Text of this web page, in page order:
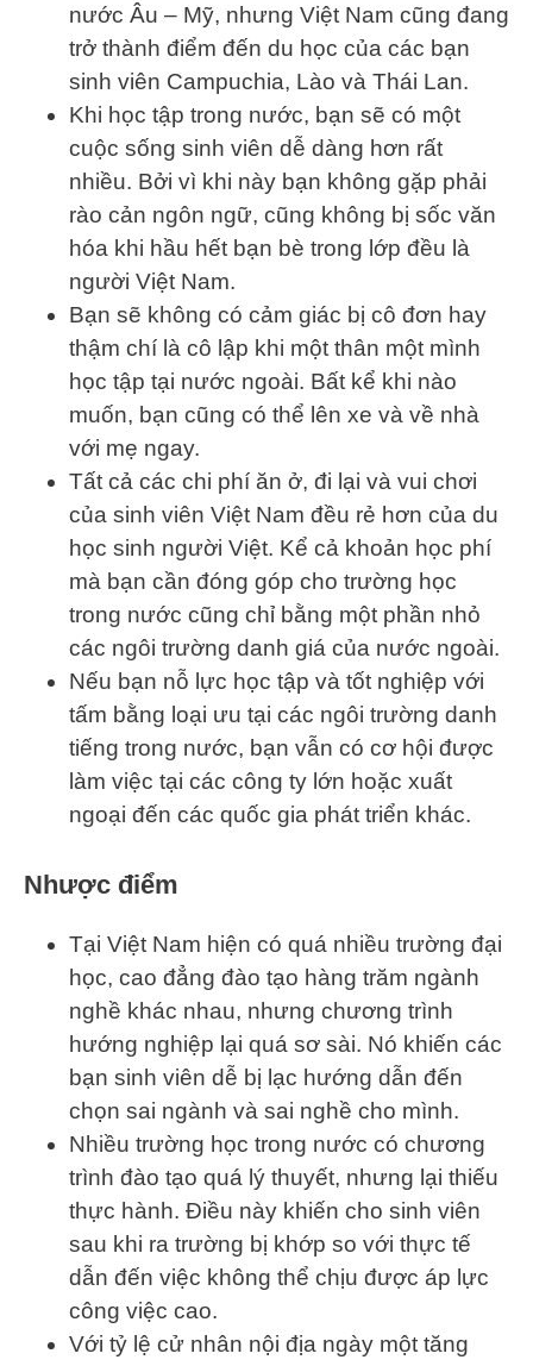
nước Âu – Mỹ, nhưng Việt Nam cũng đang
trở thành điểm đến du học của các bạn
sinh viên Campuchia, Lào và Thái Lan.
Khi học tập trong nước, bạn sẽ có một
cuộc sống sinh viên dễ dàng hơn rất
nhiều. Bởi vì khi này bạn không gặp phải
rào cản ngôn ngữ, cũng không bị sốc văn
hóa khi hầu hết bạn bè trong lớp đều là
người Việt Nam.
Bạn sẽ không có cảm giác bị cô đơn hay
thậm chí là cô lập khi một thân một mình
học tập tại nước ngoài. Bất kể khi nào
muốn, bạn cũng có thể lên xe và về nhà
với mẹ ngay.
Tất cả các chi phí ăn ở, đi lại và vui chơi
của sinh viên Việt Nam đều rẻ hơn của du
học sinh người Việt. Kể cả khoản học phí
mà bạn cần đóng góp cho trường học
trong nước cũng chỉ bằng một phần nhỏ
các ngôi trường danh giá của nước ngoài.
Nếu bạn nỗ lực học tập và tốt nghiệp với
tấm bằng loại ưu tại các ngôi trường danh
tiếng trong nước, bạn vẫn có cơ hội được
làm việc tại các công ty lớn hoặc xuất
ngoại đến các quốc gia phát triển khác.
Nhược điểm
Tại Việt Nam hiện có quá nhiều trường đại
học, cao đẳng đào tạo hàng trăm ngành
nghề khác nhau, nhưng chương trình
hướng nghiệp lại quá sơ sài. Nó khiến các
bạn sinh viên dễ bị lạc hướng dẫn đến
chọn sai ngành và sai nghề cho mình.
Nhiều trường học trong nước có chương
trình đào tạo quá lý thuyết, nhưng lại thiếu
thực hành. Điều này khiến cho sinh viên
sau khi ra trường bị khớp so với thực tế
dẫn đến việc không thể chịu được áp lực
công việc cao.
Với tỷ lệ cử nhân nội địa ngày một tăng